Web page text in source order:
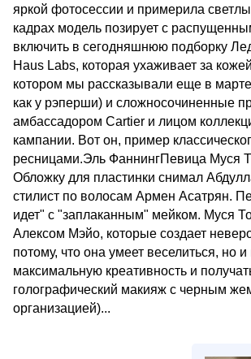
яркой фотосессии и примерила
кадрах модель позирует с
включить в сегодняшнюю подборку
Haus Labs, которая ухаживает за
котором мы рассказывали еще в
как у рэперши) и сложносочиненные
амбассадором Cartier и лицом
кампании. Вот он, пример
ресницами.Эль ФаннингПевица Муся
Обложку для пластинки снимал
стилист по волосам Армен Асатрян.
идет" с "заплаканным" мейком. Муся
Алексом Мэйо, которые создает
потому, что она умеет веселиться, но
максимальную креативность и
голографический макияж с черным
организацией)...